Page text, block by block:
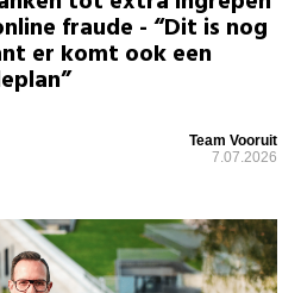
fraude - “Dit is nog
er komt ook een
Team Vooruit
7.07.2026